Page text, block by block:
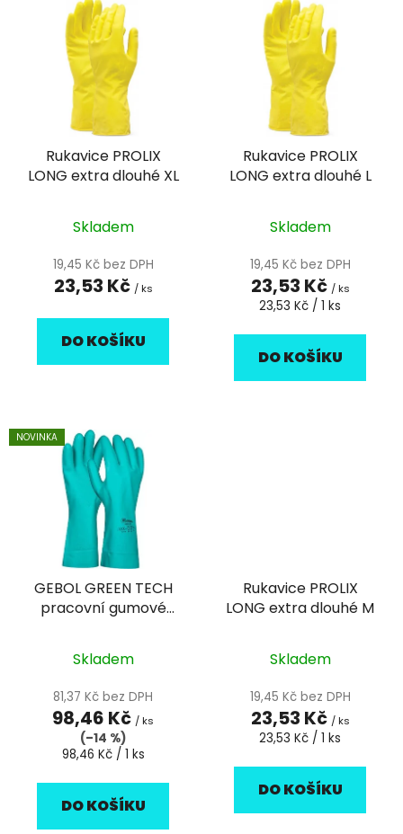
Rukavice PROLIX
LONG extra dlouhé XL
Skladem
19,45 Kč bez DPH
23,53 Kč / ks
DO KOŠÍKU
Rukavice PROLIX
LONG extra dlouhé L
Skladem
19,45 Kč bez DPH
23,53 Kč / ks
Měrná
23,53 Kč / 1 ks
DO KOŠÍKU
NOVINKA
GEBOL GREEN TECH
pracovní gumové
Skladem
81,37 Kč bez DPH
98,46 Kč / ks
(–14 %)
Měrná
98,46 Kč / 1 ks
DO KOŠÍKU
Rukavice PROLIX
LONG extra dlouhé M
Skladem
19,45 Kč bez DPH
23,53 Kč / ks
Měrná
23,53 Kč / 1 ks
DO KOŠÍKU